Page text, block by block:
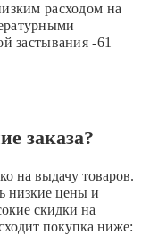
расходом на
застывания -61
заказа?
на выдачу товаров.
низкие цены и
скидки на
покупка ниже: